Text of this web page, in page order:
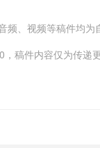
稿件内容仅为传递